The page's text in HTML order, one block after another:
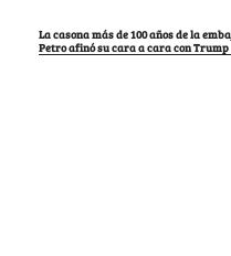
La casona más de 100 años de la
Petro afinó su cara a cara con Trump